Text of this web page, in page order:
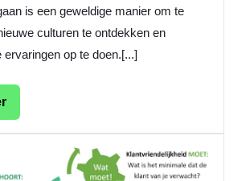
is een geweldige manier om te
culturen te ontdekken en
ervaringen op te doen.[...]
Lees
meer